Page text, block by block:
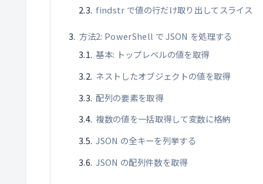
findstr で値の行だけ取り出してスライス
方法2: PowerShell で JSON を処理する
基本: トップレベルの値を取得
ネストしたオブジェクトの値を取得
配列の要素を取得
複数の値を一括取得して変数に格納
JSON の全キーを列挙する
JSON の配列件数を取得